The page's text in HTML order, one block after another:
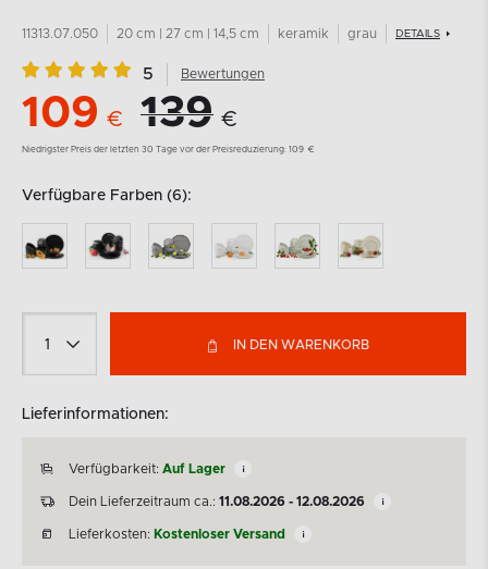
11313.07.050 20 cm | 27 cm | 14,5 cm keramik grau DETAILS
5 Bewertungen
109 € 139 €
Niedrigster Preis der letzten 30 Tage vor der Preisreduzierung: 109 €
Verfügbare Farben (6):
IN DEN WARENKORB
Lieferinformationen:
Verfügbarkeit: Auf Lager
Dein Lieferzeitraum ca.: 11.08.2026 - 12.08.2026
Lieferkosten: Kostenloser Versand